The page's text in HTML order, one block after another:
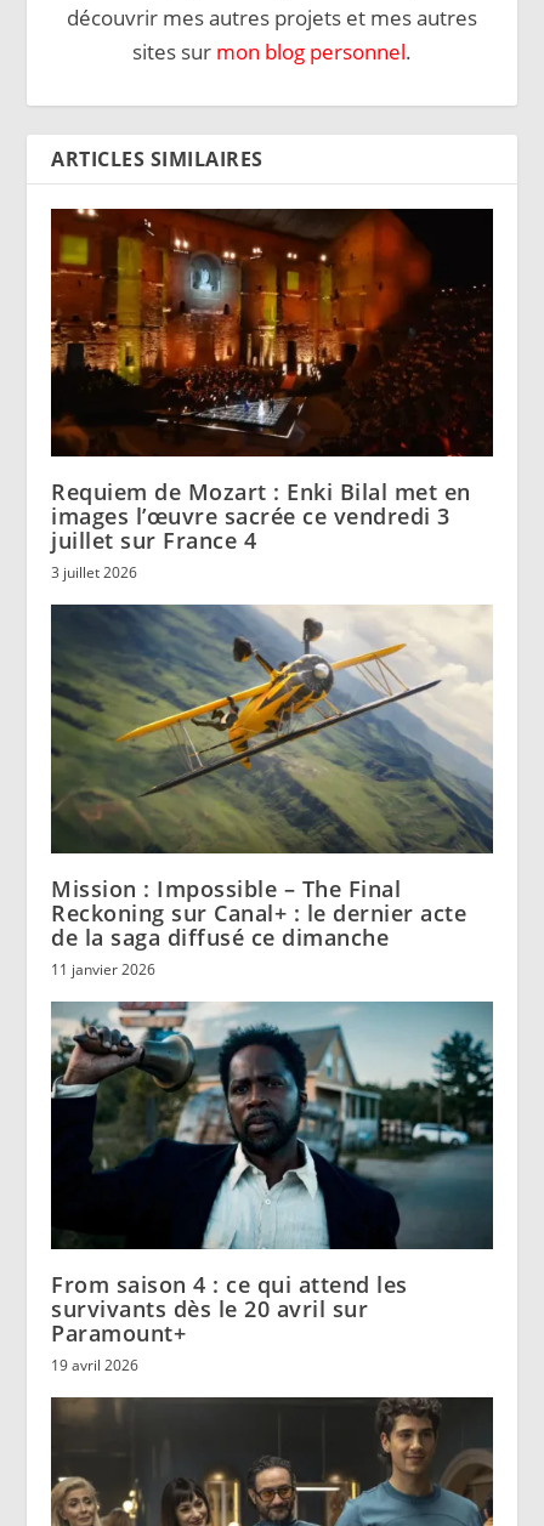
découvrir mes autres projets et mes autres
sites sur mon blog personnel.
ARTICLES SIMILAIRES
Requiem de Mozart : Enki Bilal met en
images l’œuvre sacrée ce vendredi 3
juillet sur France 4
3 juillet 2026
Mission : Impossible – The Final
Reckoning sur Canal+ : le dernier acte
de la saga diffusé ce dimanche
11 janvier 2026
From saison 4 : ce qui attend les
survivants dès le 20 avril sur
Paramount+
19 avril 2026